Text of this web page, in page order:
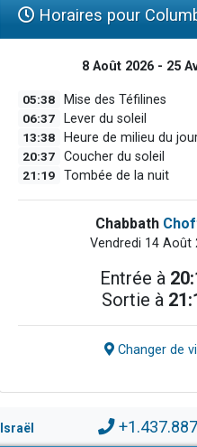
Horaires pour
8 Août 2026 - 25
05:38 Mise des Téfilines
06:37 Lever du soleil
13:38 Heure de milieu du
20:37 Coucher du soleil
21:19 Tombée de la nuit
Chabbath
Vendredi 14 Août
Entrée à
Sortie à
Changer de
Israël